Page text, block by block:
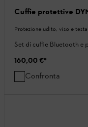
Cuffie protettive
Protezione udito, viso e testa
Set di cuffie Bluetooth e
160,00 €*
Confronta